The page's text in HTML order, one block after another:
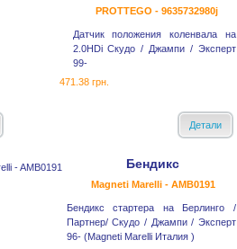
PROTTEGO - 9635732980j
Датчик положения коленвала на
2.0HDi Скудо / Джампи / Эксперт
99-
471.38 грн.
Детали
Бендикс
Magneti Marelli - AMB0191
Бендикс стартера на Берлинго /
Партнер/ Скудо / Джампи / Эксперт
96- (Magneti Marelli Италия )